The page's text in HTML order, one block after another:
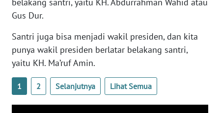
belakang santri, yaitu KH. Abdurrahman Wahid atau
Gus Dur.
Santri juga bisa menjadi wakil presiden, dan kita
punya wakil presiden berlatar belakang santri,
yaitu KH. Ma’ruf Amin.
1 2 Selanjutnya Lihat Semua
WN
WN
NUSANTARA
JOGJA